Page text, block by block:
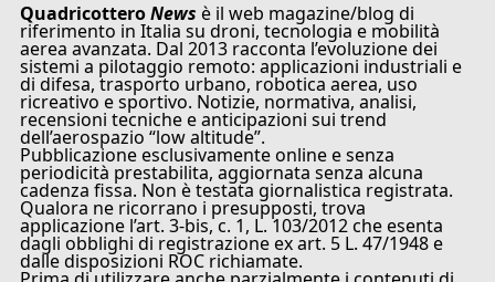
QuadricotteroNews è il web magazine/blog di
riferimento in Italia su droni, tecnologia e mobilità
aerea avanzata. Dal 2013 racconta l’evoluzione dei
sistemi a pilotaggio remoto: applicazioni industriali e
di difesa, trasporto urbano, robotica aerea, uso
ricreativo e sportivo. Notizie, normativa, analisi,
recensioni tecniche e anticipazioni sui trend
dell’aerospazio “low altitude”.
Pubblicazione esclusivamente online e senza
periodicità prestabilita, aggiornata senza alcuna
cadenza fissa. Non è testata giornalistica registrata.
Qualora ne ricorrano i presupposti, trova
applicazione l’art. 3-bis, c. 1, L. 103/2012 che esenta
dagli obblighi di registrazione ex art. 5 L. 47/1948 e
dalle disposizioni ROC richiamate.